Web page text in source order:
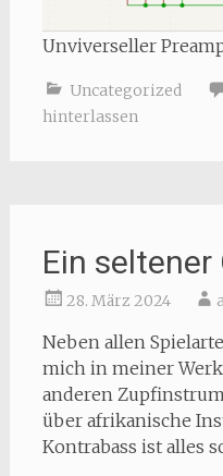
Unviverseller
Uncategorized
hinterlassen
Ein seltener
28. März 2024
Neben allen
mich in meiner
anderen
über afrikanische
Kontrabass ist alles